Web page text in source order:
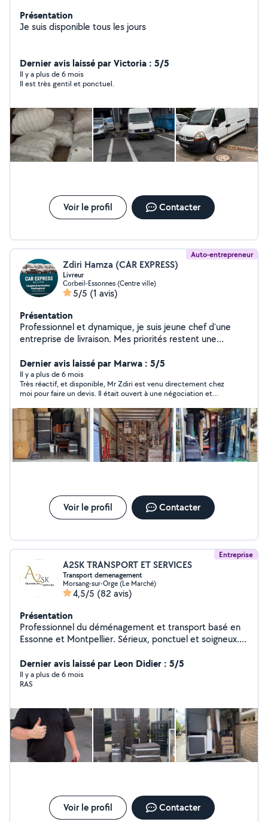
Présentation
Je suis disponible tous les jours
Dernier avis laissé par Victoria : 5/5
Il y a plus de 6 mois
Il est très gentil et ponctuel.
Voir le profil Contacter
Auto-entrepreneur
Zdiri Hamza (CAR EXPRESS)
Livreur
Corbeil-Essonnes (Centre ville)
5/5 (1 avis)
Présentation
Professionnel et dynamique, je suis jeune chef d'une
entreprise de livraison. Mes priorités restent une
clients grâce a un devis personnalisé.
Dernier avis laissé par Marwa : 5/5
Il y a plus de 6 mois
Très réactif, et disponible, Mr Zdiri est venu directement chez
moi pour faire un devis. Il était ouvert à une négociation et
professionnel et son travail soigné. Mes meubles sont arrivés
dans leur même état.
Voir le profil Contacter
Entreprise
A2SK TRANSPORT ET SERVICES
Transport demenagement
Morsang-sur-Orge (Le Marché)
4,5/5 (82 avis)
Présentation
Professionnel du déménagement et transport basé en
Essonne et Montpellier. Sérieux, ponctuel et soigneux.
Déménagements, débarras, livraisons longue distance.
Toujours prêt à rendre service avec efficacité et bonne
humeur !
Dernier avis laissé par Leon Didier : 5/5
Il y a plus de 6 mois
RAS
Voir le profil Contacter